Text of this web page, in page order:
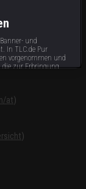
at)
)
und
In TLC.de Pur
vorgenommen und
die zur Erbringung